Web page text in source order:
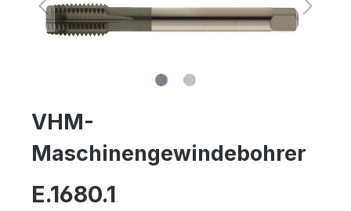
VHM-
Maschinengewindebohrer
E.1680.1